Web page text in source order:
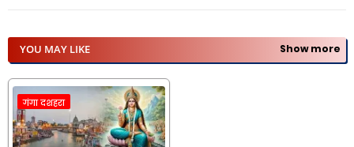
YOU MAY LIKE Show more
गंगा दशहरा